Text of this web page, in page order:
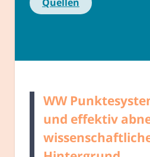
WW
und effektiv